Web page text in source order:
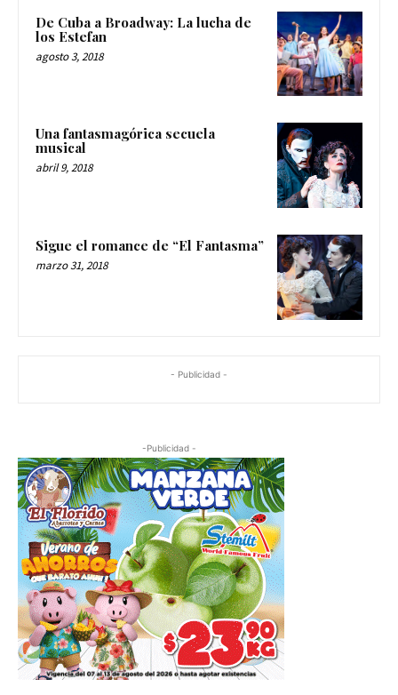
De Cuba a Broadway: La lucha de
los Estefan
agosto 3, 2018
Una fantasmagórica secuela
musical
abril 9, 2018
Sigue el romance de “El Fantasma”
marzo 31, 2018
- Publicidad -
-Publicidad -